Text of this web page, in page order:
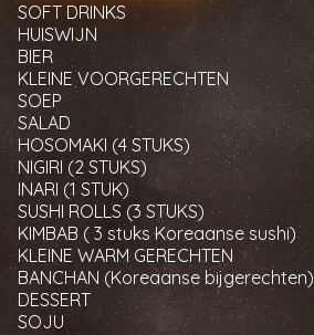
SOFT DRINKS
HUISWIJN
BIER
KLEINE VOORGERECHTEN
SOEP
SALAD
HOSOMAKI (4 STUKS)
NIGIRI (2 STUKS)
INARI (1 STUK)
SUSHI ROLLS (3 STUKS)
KIMBAB ( 3 stuks Koreaanse sushi)
KLEINE WARM GERECHTEN
BANCHAN (Koreaanse bijgerechten)
DESSERT
SOJU